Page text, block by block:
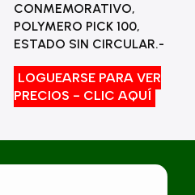
CONMEMORATIVO,
POLYMERO PICK 100,
ESTADO SIN CIRCULAR.-
LOGUEARSE PARA VER
PRECIOS - CLIC AQUÍ